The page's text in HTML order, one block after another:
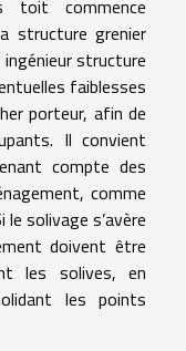
toit commence
structure grenier
structure
faiblesses
porteur, afin de
Il convient
compte des
comme
solivage s’avère
doivent être
les solives, en
les points